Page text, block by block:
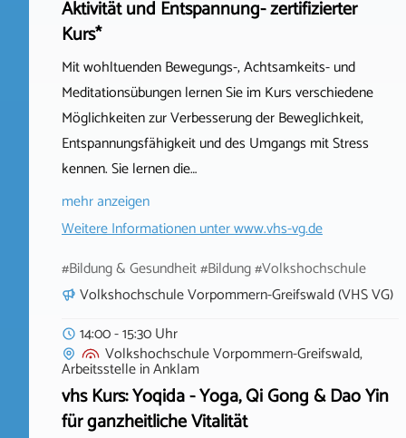
Aktivität und Entspannung- zertifizierter
Kurs*
Mit wohltuenden Bewegungs-, Achtsamkeits- und
Meditationsübungen lernen Sie im Kurs verschiedene
Möglichkeiten zur Verbesserung der Beweglichkeit,
Entspannungsfähigkeit und des Umgangs mit Stress
kennen. Sie lernen die…
mehr anzeigen
Weitere Informationen unterwww.vhs-vg.de
#Bildung & Gesundheit #Bildung #Volkshochschule
Volkshochschule Vorpommern-Greifswald (VHS VG)
14:00 - 15:30 Uhr
Volkshochschule Vorpommern-Greifswald,
ArbeitsstelleinAnklam
vhs Kurs: Yoqida - Yoga, Qi Gong & Dao Yin
für ganzheitliche Vitalität